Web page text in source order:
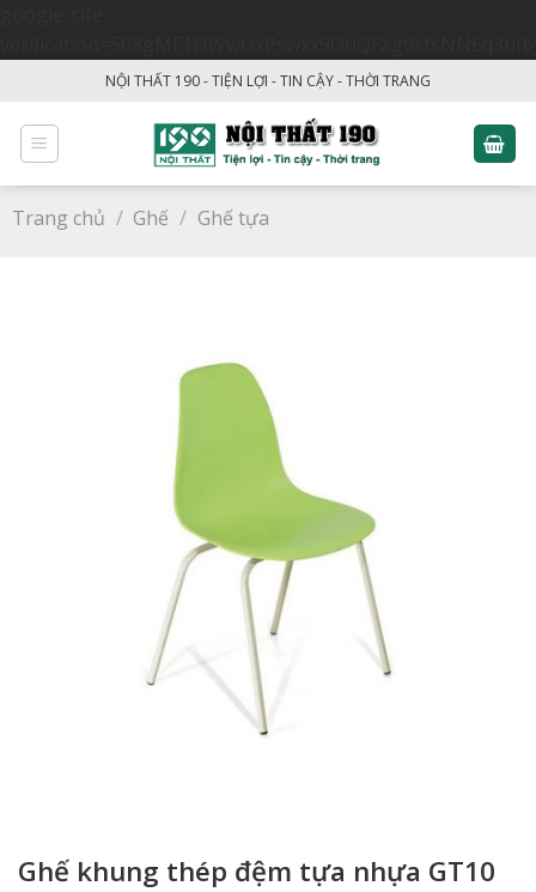
content
NỘI THẤT 190 - TIỆN LỢI - TIN CẬY - THỜI TRANG
Trang chủ / Ghế / Ghế tựa
Ghế khung thép đệm tựa nhựa GT10